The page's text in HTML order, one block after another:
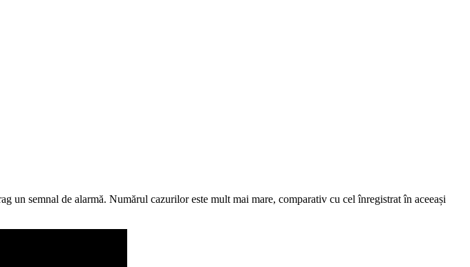
semnal de alarmă. Numărul cazurilor este mult mai mare, comparativ cu cel înregistrat în aceeași